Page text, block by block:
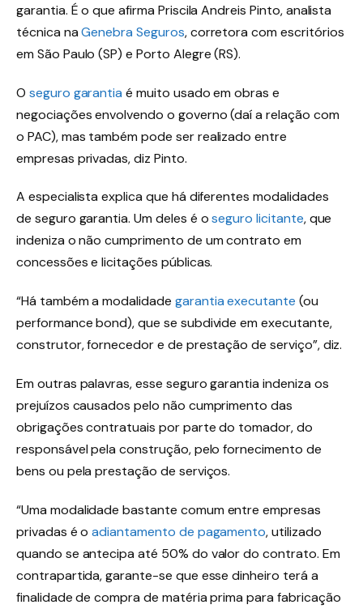
garantia. É o que afirma Priscila Andreis Pinto, analista
técnica naGenebra Seguros, corretora com escritórios
em São Paulo (SP) e Porto Alegre (RS).
O seguro garantia é muito usado em obras e
negociações envolvendo o governo (daí a relação com
o PAC), mas também pode ser realizado entre
empresas privadas, diz Pinto.
A especialista explica que há diferentes modalidades
de seguro garantia. Um deles é oseguro licitante, que
indeniza o não cumprimento de um contrato em
concessões e licitações públicas.
“Há também a modalidade garantia executante (ou
performance bond), que se subdivide em executante,
construtor, fornecedor e de prestação de serviço”, diz.
Em outras palavras, esse seguro garantia indeniza os
prejuízos causados pelo não cumprimento das
obrigações contratuais por parte do tomador, do
responsável pela construção, pelo fornecimento de
bens ou pela prestação de serviços.
“Uma modalidade bastante comum entre empresas
privadas é oadiantamento de pagamento, utilizado
quando se antecipa até 50% do valor do contrato. Em
contrapartida, garante-se que esse dinheiro terá a
finalidade de compra de matéria prima para fabricação